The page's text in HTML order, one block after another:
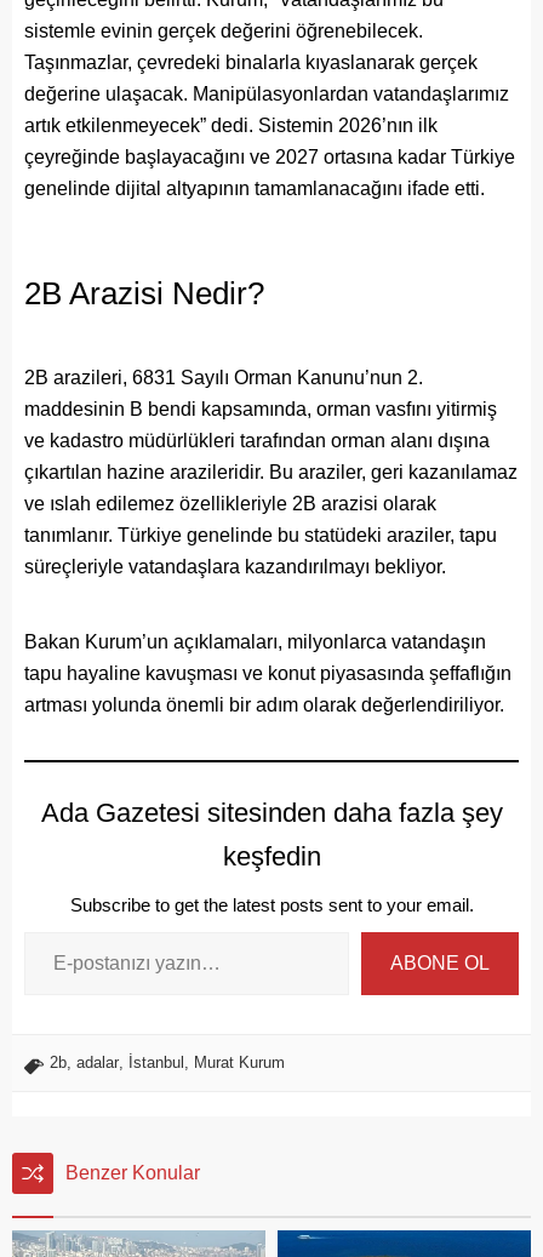
sistemle evinin gerçek değerini öğrenebilecek.
Taşınmazlar, çevredeki binalarla kıyaslanarak gerçek
değerine ulaşacak. Manipülasyonlardan vatandaşlarımız
artık etkilenmeyecek” dedi. Sistemin 2026’nın ilk
çeyreğinde başlayacağını ve 2027 ortasına kadar Türkiye
genelinde dijital altyapının tamamlanacağını ifade etti.
2B Arazisi Nedir?
2B arazileri, 6831 Sayılı Orman Kanunu’nun 2.
maddesinin B bendi kapsamında, orman vasfını yitirmiş
ve kadastro müdürlükleri tarafından orman alanı dışına
çıkartılan hazine arazileridir. Bu araziler, geri kazanılamaz
ve ıslah edilemez özellikleriyle 2B arazisi olarak
tanımlanır. Türkiye genelinde bu statüdeki araziler, tapu
süreçleriyle vatandaşlara kazandırılmayı bekliyor.
Bakan Kurum’un açıklamaları, milyonlarca vatandaşın
tapu hayaline kavuşması ve konut piyasasında şeffaflığın
artması yolunda önemli bir adım olarak değerlendiriliyor.
Ada Gazetesi sitesinden daha fazla şey
keşfedin
Subscribe to get the latest posts sent to your email.
ABONE OL
2b, adalar, İstanbul , Murat Kurum
Benzer Konular